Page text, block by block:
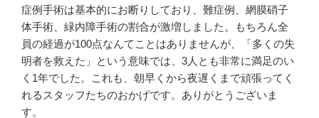
症例手術は基本的にお断りしており、難症例、網膜硝子
体手術、緑内障手術の割合が激増しました。もちろん全
員の経過が100点なんてことはありませんが、「多くの失
明者を救えた」という意味では、3人とも非常に満足のい
く1年でした。これも、朝早くから夜遅くまで頑張ってく
れるスタッフたちのおかげです。ありがとうございま
す。